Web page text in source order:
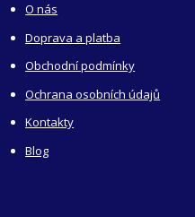
O nás
Doprava a platba
Obchodní podmínky
Ochrana osobních údajů
Kontakty
Blog